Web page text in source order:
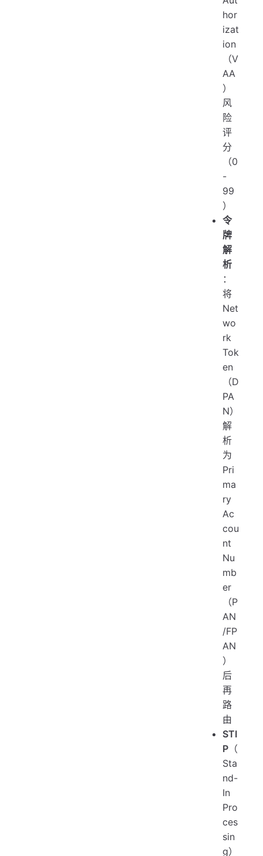
hor
izat
ion
（V
AA
）
风
险
评
分
（0
-
99
）
令
牌
解
析
：
将
Net
wo
rk
Tok
en
（D
PA
N）
解
析
为
Pri
ma
ry
Ac
cou
nt
Nu
mb
er
（P
AN
/FP
AN
）
后
再
路
由
STI
P （
Sta
nd-
In
Pro
ces
sin
g）